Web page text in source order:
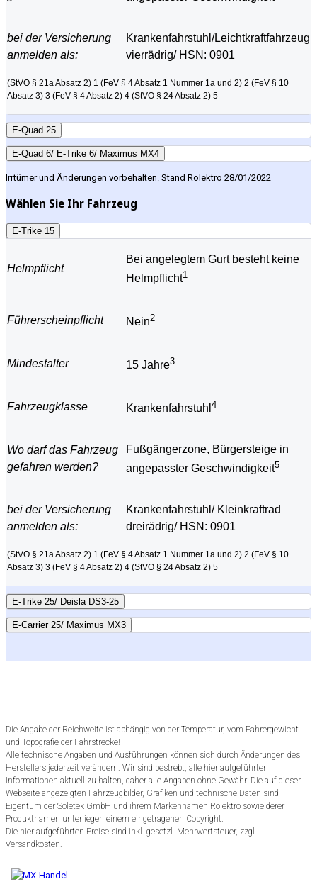
bei der Versicherung
anmelden als:
Krankenfahrstuhl/Leichtkraftfahrzeug
vierrädrig/ HSN: 0901
(StVO § 21a Absatz 2) 1 (FeV § 4 Absatz 1 Nummer 1a und 2) 2 (FeV § 10
Absatz 3) 3 (FeV § 4 Absatz 2) 4 (StVO § 24 Absatz 2) 5
E-Quad 25
E-Quad 6/ E-Trike 6/ Maximus MX4
Irrtümer und Änderungen vorbehalten. Stand Rolektro 28/01/2022
Wählen Sie Ihr Fahrzeug
E-Trike 15
Helmpflicht
Bei angelegtem Gurt besteht keine
Helmpflicht1
Führerscheinpflicht Nein2
Mindestalter 15 Jahre3
Fahrzeugklasse Krankenfahrstuhl 4
Wo darf das Fahrzeug
gefahren werden?
Fußgängerzone, Bürgersteige in
angepasster Geschwindigkeit5
bei der Versicherung
anmelden als:
Krankenfahrstuhl/ Kleinkraftrad
dreirädrig/ HSN: 0901
(StVO § 21a Absatz 2) 1 (FeV § 4 Absatz 1 Nummer 1a und 2) 2 (FeV § 10
Absatz 3) 3 (FeV § 4 Absatz 2) 4 (StVO § 24 Absatz 2) 5
E-Trike 25/ Deisla DS3-25
E-Carrier 25/ Maximus MX3
Die Angabe der Reichweite ist abhängig von der Temperatur, vom Fahrergewicht
und Topografie der Fahrstrecke!
Alle technische Angaben und Ausführungen können sich durch Änderungen des
Herstellers jederzeit verändern. Wir sind bestrebt, alle hier aufgeführten
Informationen aktuell zu halten, daher alle Angaben ohne Gewähr. Die auf dieser
Webseite angezeigten Fahrzeugbilder, Grafiken und technische Daten sind
Eigentum der Soletek GmbH und ihrem Markennamen Rolektro sowie derer
Produktnamen unterliegen einem eingetragenen Copyright.
Die hier aufgeführten Preise sind inkl. gesetzl. Mehrwertsteuer, zzgl.
Versandkosten.